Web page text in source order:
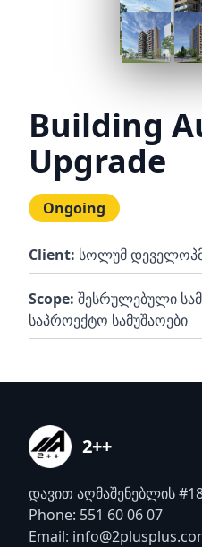
Building
Upgrade
Ongoing
Client: სოლუმ
Scope: შესრულებული
საპროექტო სამუშაოები
2++
დავით აღმაშენებლის
Phone: 551 60 06 07
Email: